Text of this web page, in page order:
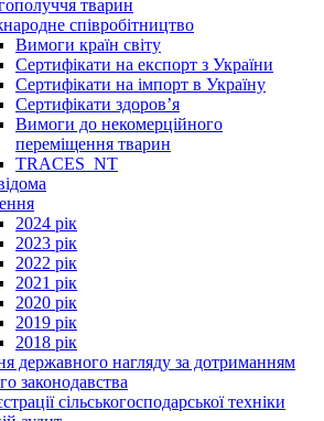
тварин
співробітництво
Вимоги країн світу
Сертифікати на експорт з України
Сертифікати на імпорт в Україну
Сертифікати здоров’я
Вимоги до некомерційного
переміщення тварин
TRACES_NT
2024 рік
2023 рік
2022 рік
2021 рік
2020 рік
2019 рік
2018 рік
державного нагляду за дотриманням
законодавства
сільськогосподарської техніки